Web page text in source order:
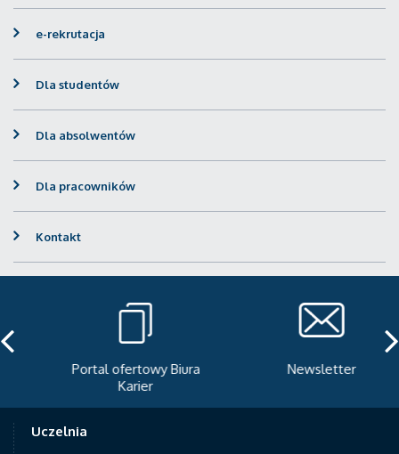
e-rekrutacja
Dla studentów
Dla absolwentów
Dla pracowników
Kontakt
Portal ofertowy Biura
Karier
Newsletter
Uczelnia